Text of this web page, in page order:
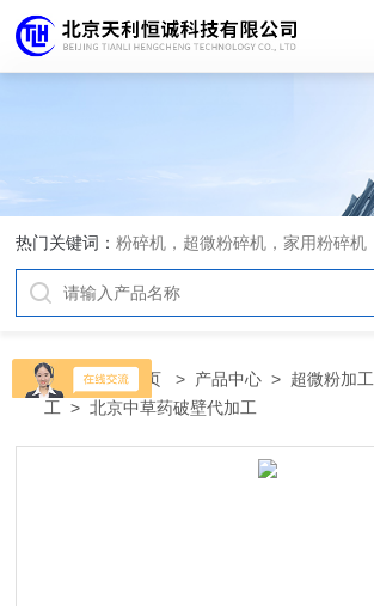
热门关键词：粉碎机，超微粉碎机，家用粉碎机
当前位置：首页 > 产品中心 > 超微粉加工
工 > 北京中草药破壁代加工